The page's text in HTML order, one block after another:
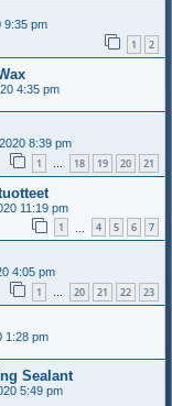
9:35 pm
1 2
4:35 pm
8:39 pm
1 … 18 19 20 21
11:19 pm
1 4 5 6 7
4:05 pm
1 … 20 21 22 23
1:28 pm
Sealant
5:49 pm